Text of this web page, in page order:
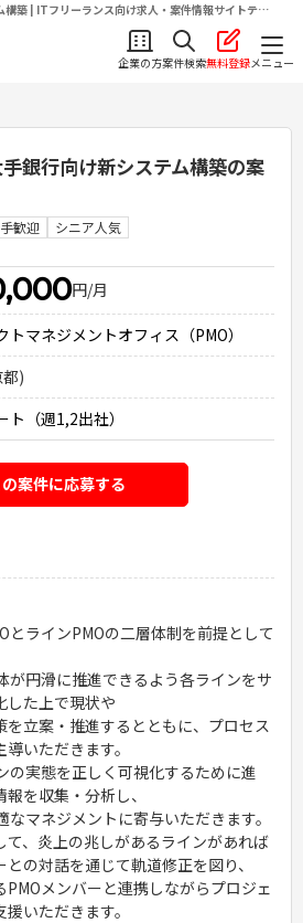
築 | ITフリーランス向け求人・案件情報サイトテク
企業の方案件検索無料登録メニュー
銀行向け新システム構築の案
歓迎 シニア人気
円/月
トマネジメントオフィス（PMO）
)
ト（週1,2出社）
の案件に応募する
とラインPMOの二層体制を前提として
が円滑に推進できるよう各ラインをサ
した上で現状や
立案・推進するとともに、プロセス
いただきます。
の実態を正しく可視化するために進
を収集・分析し、
マネジメントに寄与いただきます。
、炎上の兆しがあるラインがあれば
の対話を通じて軌道修正を図り、
メンバーと連携しながらプロジェ
いただきます。